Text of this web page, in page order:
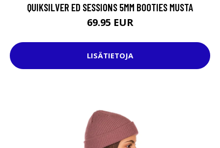
QUIKSILVER ED SESSIONS 5MM BOOTIES MUSTA
69.95 EUR
LISÄTIETOJA